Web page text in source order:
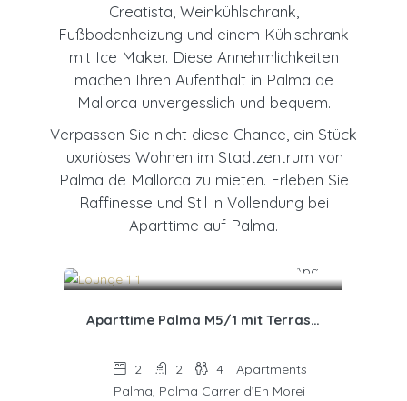
Creatista, Weinkühlschrank,
Fußbodenheizung und einem Kühlschrank
mit Ice Maker. Diese Annehmlichkeiten
machen Ihren Aufenthalt in Palma de
Mallorca unvergesslich und bequem.
Verpassen Sie nicht diese Chance, ein Stück
luxuriöses Wohnen im Stadtzentrum von
Palma de Mallorca zu mieten. Erleben Sie
Raffinesse und Stil in Vollendung bei
Aparttime auf Palma.
Aparttime Palma M5/1 mit Terrasse (Patio)
2 2 4
Apartments
Palma, Palma Carrer d’En Morei